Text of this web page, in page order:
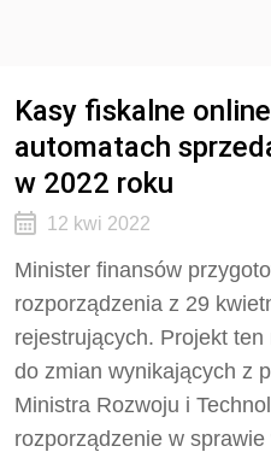
Kasy fiskalne
automatach
w 2022 roku
12 kwi 2022
Minister finansów
rozporządzenia z 29
rejestrujących. Projekt
do zmian wynikających z
Ministra Rozwoju i
rozporządzenie w